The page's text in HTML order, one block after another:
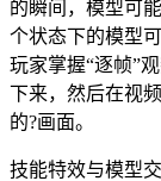
的瞬间，模型可
个状态下的模型
玩家掌握“逐帧”
下来，然后在视
的?画面。
技能特效与模型